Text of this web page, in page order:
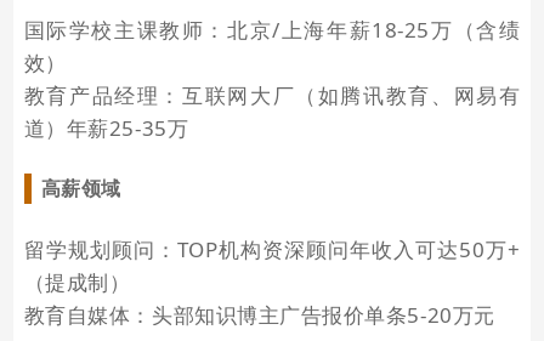
国际学校主课教师：北京/上海年薪18-25万（含绩
效）
教育产品经理：互联网大厂（如腾讯教育、网易有
道）年薪25-35万
高薪领域
留学规划顾问：TOP机构资深顾问年收入可达50万+
（提成制）
教育自媒体：头部知识博主广告报价单条5-20万元